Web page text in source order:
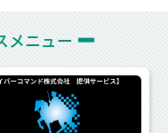
メニュー